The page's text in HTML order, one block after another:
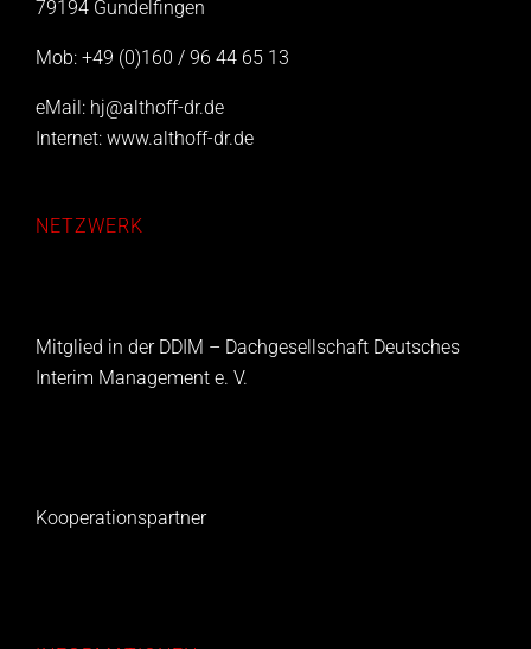
79194 Gundelfingen
Mob: +49 (0)160 / 96 44 65 13
eMail: hj@althoff-dr.de
Internet: www.althoff-dr.de
NETZWERK
Mitglied in der DDIM – Dachgesellschaft Deutsches
Interim Management e. V.
Kooperationspartner